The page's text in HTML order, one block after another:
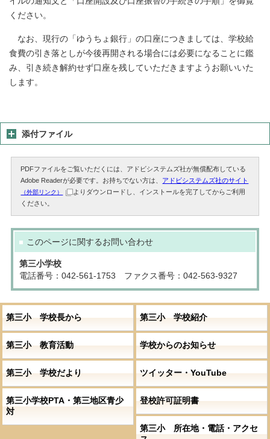
ください。
なお、現行の「ゆうちょ銀行」の口座につきましては、学校給
食費の引き落としが今後再開される場合には必要になることに鑑
み、引き続き解約せず口座を残していただきますようお願いいた
します。
添付ファイル
PDFファイルをご覧いただくには、アドビシステムズ社が無償配布している
Adobe Readerが必要です。お持ちでない方は、 アドビシステムズ社のサイト
（外部リンク）
よりダウンロードし、インストールを完了してからご利用
ください。
このページに関する お問い合わせ
第三小学校
電話番号：042-561-1753 ファクス番号：042-563-9327
第三小 学校長から 第三小 学校紹介
第三小 教育活動 学校からのお知らせ
第三小 学校だより ツイッター・YouTube
第三小学校PTA・第三地区青少
対
登校許可証明書
第三小 所在地・電話・アクセ